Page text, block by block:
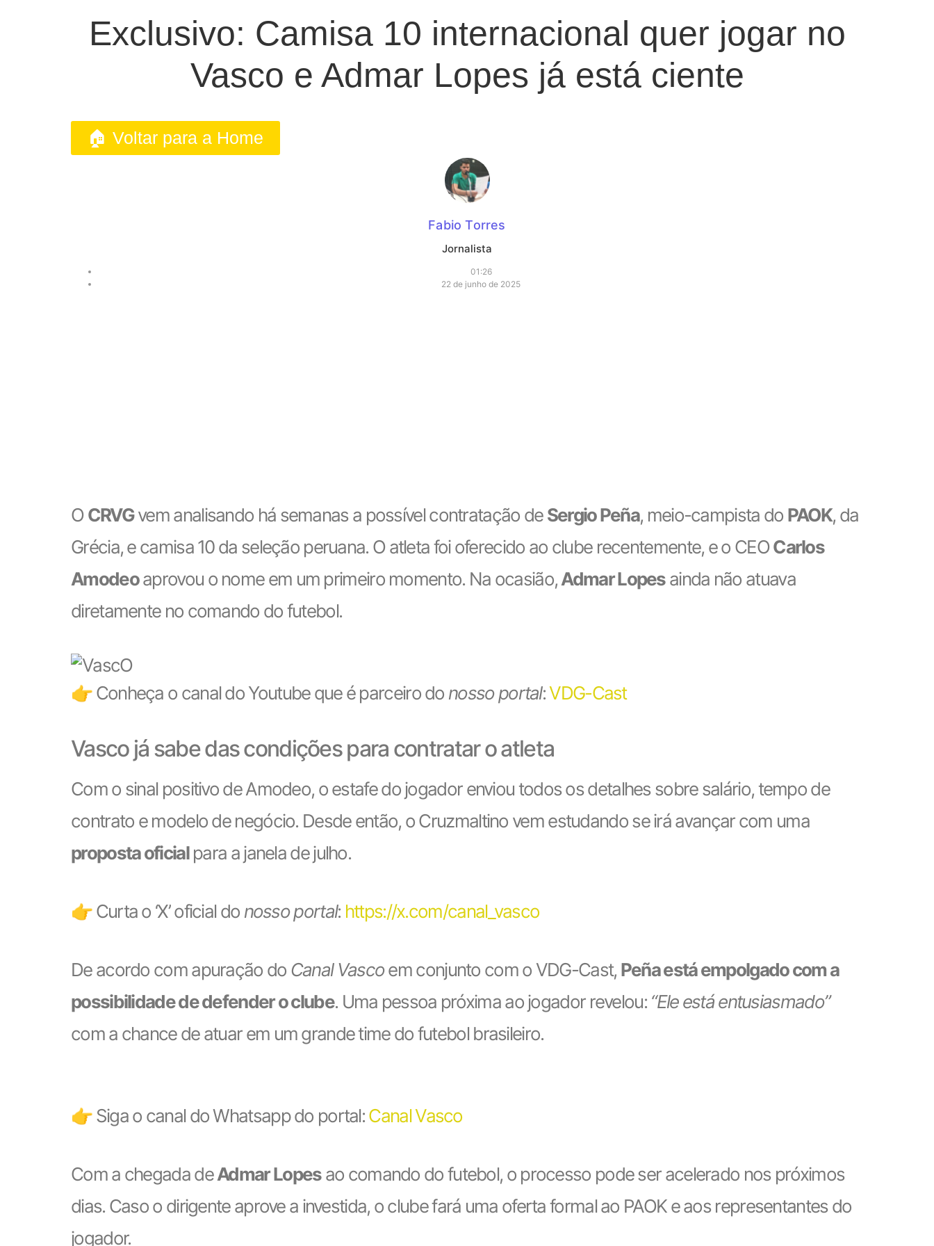
Exclusivo: Camisa 10 internacional quer jogar no
Vasco e Admar Lopes já está ciente
🏠 Voltar para a Home
Fabio Torres
Jornalista
01:26
22 de junho de 2025
OCRVGvem analisando há semanas a possível contratação deSergio Peña, meio-campista do PAOK, da
Grécia, e camisa 10 da seleção peruana. O atleta foi oferecido ao clube recentemente, e o CEOCarlos
Amodeoaprovou o nome em um primeiro momento. Na ocasião,Admar Lopesainda não atuava
diretamente no comando do futebol.
👉 Conheça o canal do Youtube que é parceiro do nosso portal:VDG-Cast
Vasco já sabe das condições para contratar o atleta
Com o sinal positivo de Amodeo, o estafe do jogador enviou todos os detalhes sobre salário, tempo de
contrato e modelo de negócio. Desde então, o Cruzmaltino vem estudando se irá avançar com uma
proposta oficialpara a janela de julho.
👉 Curta o ‘X’ oficial do nosso portal: https://x.com/canal_vasco
De acordo com apuração do Canal Vascoem conjunto com o VDG-Cast, Peña está empolgado com a
possibilidade de defender o clube. Uma pessoa próxima ao jogador revelou: “Ele está entusiasmado”
com a chance de atuar em um grande time do futebol brasileiro.
👉 Siga o canal do Whatsapp do portal:Canal Vasco
Com a chegada deAdmar Lopesao comando do futebol, o processo pode ser acelerado nos próximos
dias. Caso o dirigente aprove a investida, o clube fará uma oferta formal ao PAOK e aos representantes do
jogador.